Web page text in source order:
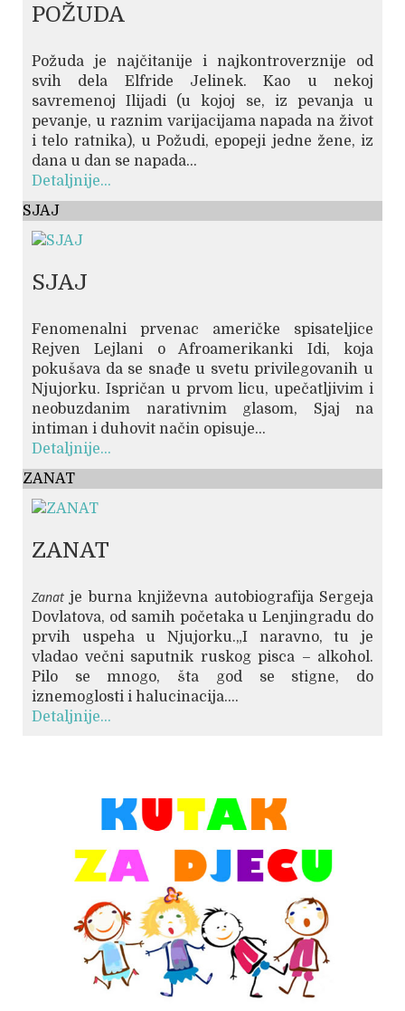
POŽUDA
Požuda je najčitanije i najkontroverznije od
svih dela Elfride Jelinek. Kao u nekoj
savremenoj Ilijadi (u kojoj se, iz pevanja u
pevanje, u raznim varijacijama napada na život
i telo ratnika), u Požudi, epopeji jedne žene, iz
dana u dan se napada...
Detaljnije...
SJAJ
SJAJ
Fenomenalni prvenac američke spisateljice
Rejven Lejlani o Afroamerikanki Idi, koja
pokušava da se snađe u svetu privilegovanih u
Njujorku. Ispričan u prvom licu, upečatljivim i
neobuzdanim narativnim glasom, Sjaj na
intiman i duhovit način opisuje...
Detaljnije...
ZANAT
ZANAT
Zanat je burna književna autobiografija Sergeja
Dovlatova, od samih početaka u Lenjingradu do
prvih uspeha u Njujorku.„I naravno, tu je
vladao večni saputnik ruskog pisca – alkohol.
Pilo se mnogo, šta god se stigne, do
iznemoglosti i halucinacija....
Detaljnije...